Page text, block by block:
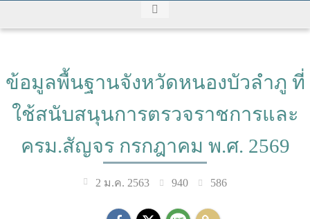
ข้อมูลพื้นฐานจังหวัดหนองบัวลำภู ที่
ใช้สนับสนุนการตรวจราชการและ
ครม.สัญจร กรกฎาคม พ.ศ. 2569
2 ม.ค. 2563 940 586